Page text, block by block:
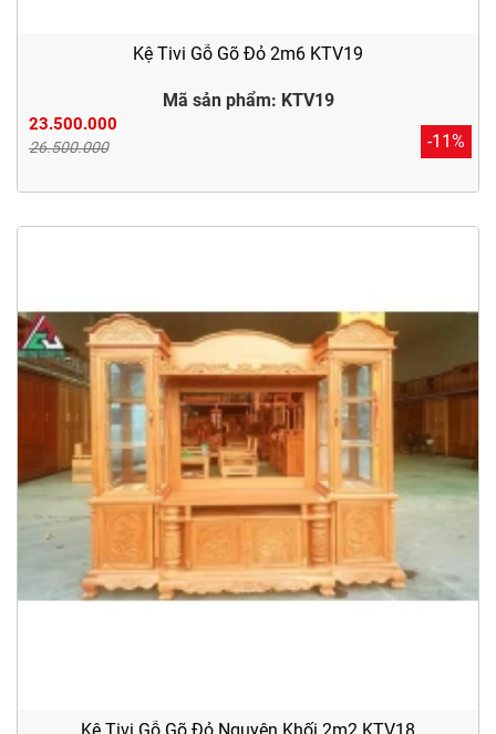
Kệ Tivi Gỗ Gõ Đỏ 2m6 KTV19
Mã sản phẩm: KTV19
23.500.000
26.500.000 -11%